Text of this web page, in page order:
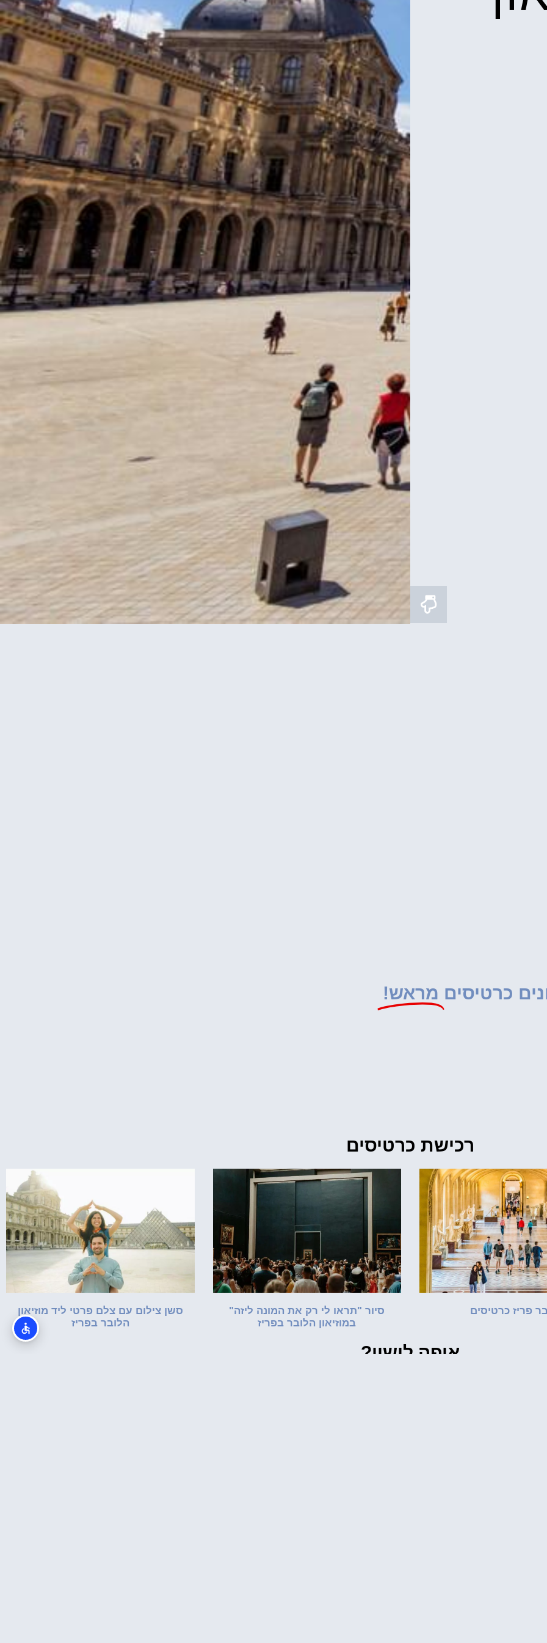
כרטיסים מראש!
רכישת כרטיסים
פריז כרטיסים
סיור "תראו לי רק את המונה ליזה"
במוזיאון הלובר בפריז
סשן צילום עם צלם פרטי ליד מוזיאון
הלובר בפריז
איפה לישון?